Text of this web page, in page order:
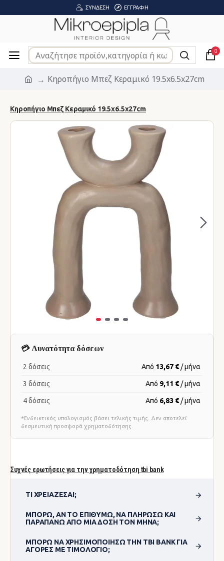
ΣΎΝΔΕΣΗ ΕΓΓΡΑΦΉ
0
Κηροπήγιο Μπεζ Κεραμικό 19.5x6.5x27cm
Κηροπήγιο Μπεζ Κεραμικό 19.5x6.5x27cm
Συχνές ερωτήσεις για την χρηματοδότηση tbi bank
ΤΙ ΧΡΕΙΆΖΕΣΑΙ;
ΜΠΟΡΏ, ΑΝ ΤΟ ΕΠΙΘΥΜΏ, ΝΑ ΠΛΗΡΏΣΩ ΚΑΙ
ΠΑΡΑΠΆΝΩ ΑΠΌ ΜΊΑ ΔΌΣΗ ΤΟΝ ΜΉΝΑ;
ΜΠΟΡΏ ΝΑ ΧΡΗΣΙΜΟΠΟΊΗΣΩ ΤΗΝ TBI BANK ΓΙΑ
ΑΓΟΡΈΣ ΜΕ ΤΙΜΟΛΌΓΙΟ;
💳 Δυνατότητα δόσεων
2 δόσεις Από 13,67 € / μήνα
3 δόσεις Από 9,11 € / μήνα
4 δόσεις Από 6,83 € / μήνα
*Ενδεικτικός υπολογισμός βάσει τελικής τιμής. Δεν αποτελεί
δεσμευτική προσφορά χρηματοδότησης.